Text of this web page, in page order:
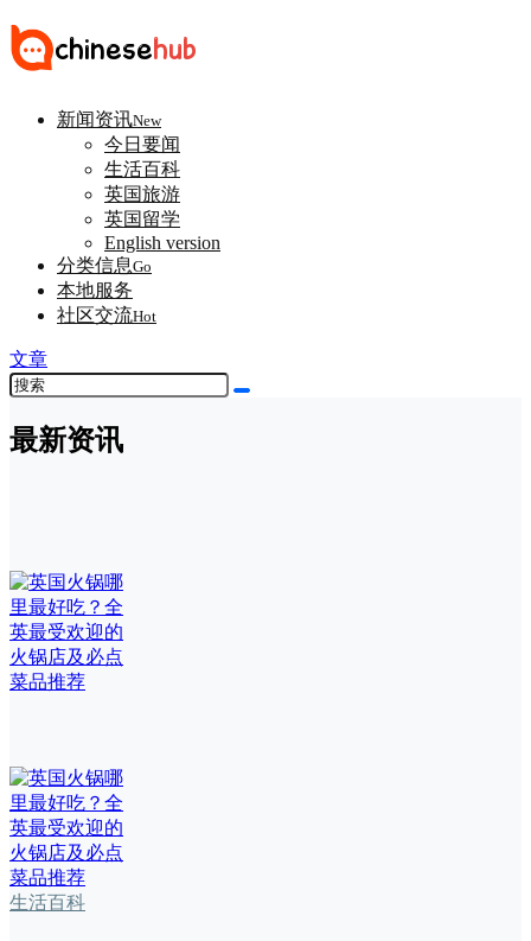
新闻资讯New
今日要闻
生活百科
英国旅游
英国留学
English version
分类信息Go
本地服务
社区交流Hot
文章
最新资讯
生活百科